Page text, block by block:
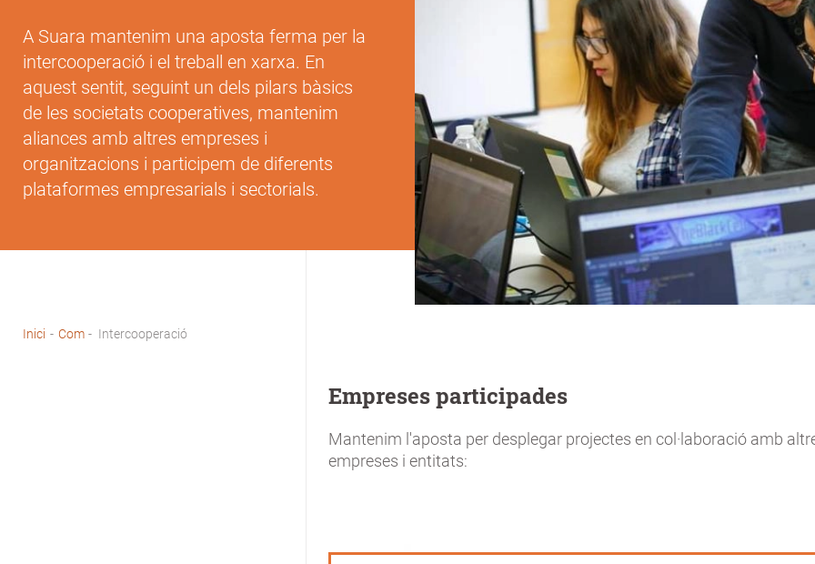
A Suara mantenim una aposta ferma per la
intercooperació i el treball en xarxa. En
aquest sentit, seguint un dels pilars bàsics
de les societats cooperatives, mantenim
aliances amb altres empreses i
organitzacions i participem de diferents
plataformes empresarials i sectorials.
Inici - Com - Intercooperació
Empreses participades
Mantenim l'aposta per desplegar projectes en col·laboració amb
empreses i entitats: